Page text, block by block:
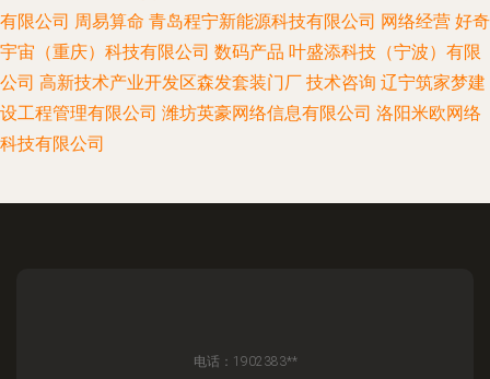
有限公司 周易算命 青岛程宁新能源科技有限公司 网络经营 好奇
宇宙（重庆）科技有限公司 数码产品 叶盛添科技（宁波）有限
公司 高新技术产业开发区森发套装门厂 技术咨询 辽宁筑家梦建
设工程管理有限公司 潍坊英豪网络信息有限公司 洛阳米欧网络
科技有限公司
电话：1902383**